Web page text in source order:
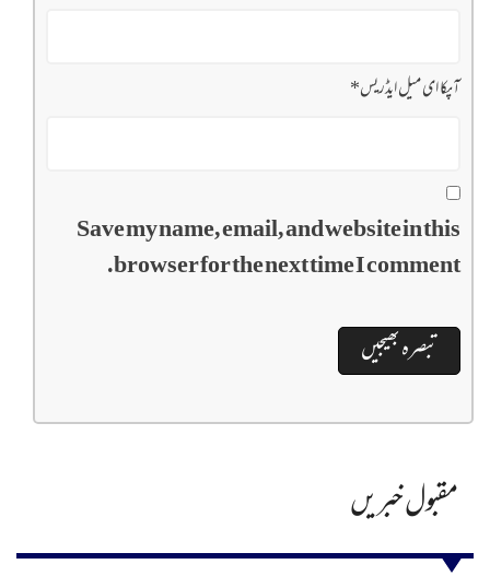
آپکا ای میل ایڈریس*
Save my name, email, and website in this
browser for the next time I comment.
مقبول خبریں